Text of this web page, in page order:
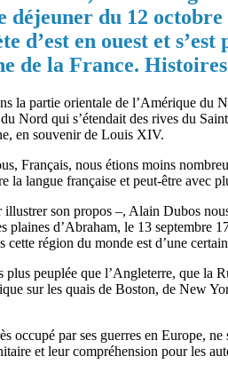
du 12
en ouest et
de la France.
la partie orientale de l’Amérique du
Nord qui s’étendait des rives du
en souvenir de Louis XIV.
Français, nous étions moins
langue française et peut-être avec
son propos –, Alain Dubos
d’Abraham, le 13
région du monde est d’une
peuplée que l’Angleterre, que la
sur les quais de Boston, de New
par ses guerres en Europe,
et leur compréhension pour les